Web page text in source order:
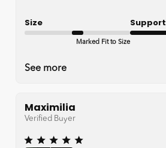
Size
Marked Fit to Size
Support
See more
Maximilia
Verified Buyer